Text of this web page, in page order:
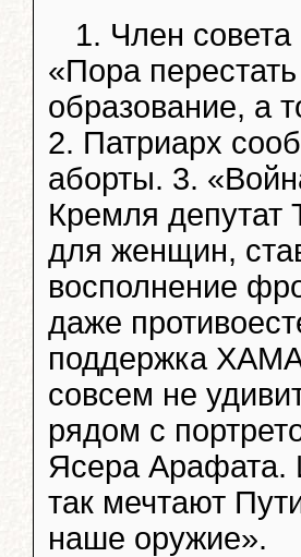
1. Член
«Пора
образование, а
2. Патриарх
аборты. 3.
Кремля депутат
для женщин,
восполнение
даже
поддержка
совсем не
рядом с
Ясера Арафата.
так мечтают
наше оружие».